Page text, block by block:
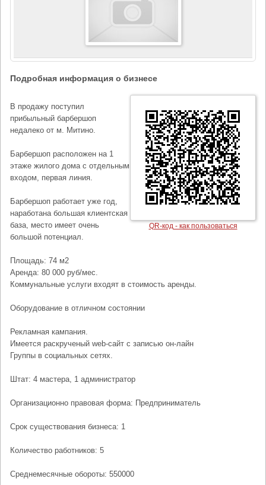
Подробная информация о бизнесе
QR-код - как пользоваться
В продажу поступил
прибыльный барбершоп
недалеко от м. Митино.
Барбершоп расположен на 1
этаже жилого дома с отдельным
входом, первая линия.
Барбершоп работает уже год,
наработана большая клиентская
база, место имеет очень
большой потенциал.
Площадь: 74 м2
Аренда: 80 000 руб/мес.
Коммунальные услуги входят в стоимость аренды.
Оборудование в отличном состоянии
Рекламная кампания.
Имеется раскрученый web-сайт с записью он-лайн
Группы в социальных сетях.
Штат: 4 мастера, 1 администратор
Организационно правовая форма: Предприниматель
Срок существования бизнеса: 1
Количество работников: 5
Среднемесячные обороты: 550000